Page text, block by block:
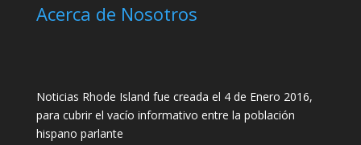
Acerca de Nosotros
Noticias Rhode Island fue creada el 4 de Enero 2016,
para cubrir el vacío informativo entre la población
hispano parlante